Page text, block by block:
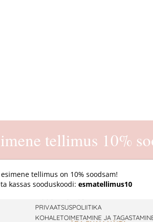
E-pood
PRIVAATSUSPOLIITIKA
KOHALETOIMETAMINE JA
tellimus 10%
tellimus on 10% soodsam!
kassas sooduskoodi: esmatellimus10